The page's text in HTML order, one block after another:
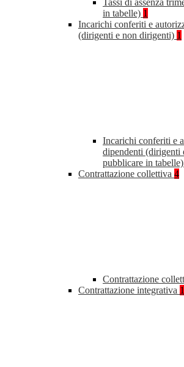
Tassi di assenza
in tabelle) 1
Incarichi conferiti e
(dirigenti e non dirigenti) 1
Incarichi conferiti e
dipendenti (dirigenti
pubblicare in tabelle)
Contrattazione collettiva 4
Contrattazione
Contrattazione integrativa 1